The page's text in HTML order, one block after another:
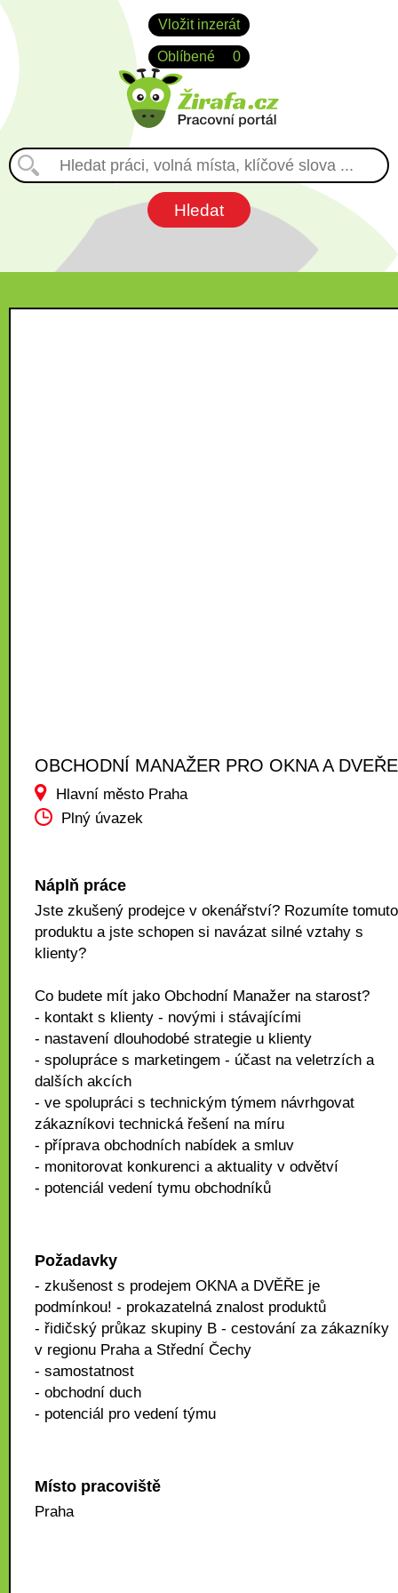
Vložit inzerát
Oblíbené 0
OBCHODNÍ MANAŽER PRO OKNA A DVEŘE
Hlavní město Praha
Plný úvazek
Náplň práce
Jste zkušený prodejce v okenářství? Rozumíte tomuto
produktu a jste schopen si navázat silné vztahy s
klienty?
Co budete mít jako Obchodní Manažer na starost?
- kontakt s klienty - novými i stávajícími
- nastavení dlouhodobé strategie u klienty
- spolupráce s marketingem - účast na veletrzích a
dalších akcích
- ve spolupráci s technickým týmem návrhgovat
zákazníkovi technická řešení na míru
- příprava obchodních nabídek a smluv
- monitorovat konkurenci a aktuality v odvětví
- potenciál vedení tymu obchodníků
Požadavky
- zkušenost s prodejem OKNA a DVĚŘE je
podmínkou! - prokazatelná znalost produktů
- řidičský průkaz skupiny B - cestování za zákazníky
v regionu Praha a Střední Čechy
- samostatnost
- obchodní duch
- potenciál pro vedení týmu
Místo pracoviště
Praha